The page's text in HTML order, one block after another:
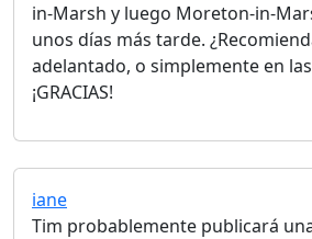
in-Marsh y luego Moreton-in-
unos días más tarde.
adelantado, o simplemente en
¡GRACIAS!
iane
Tim probablemente publicará